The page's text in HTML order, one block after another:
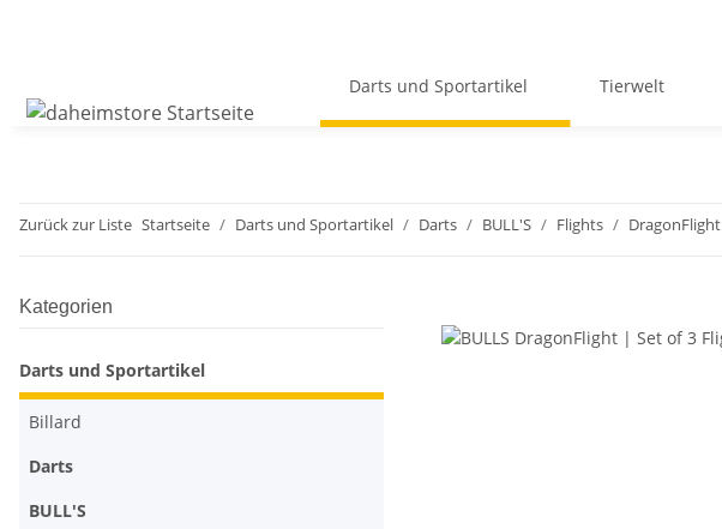
Darts und Sportartikel Tierwelt
Zurück zur Liste Startseite Darts und Sportartikel Darts BULL'S Flights DragonFlight
Kategorien
Darts und Sportartikel
Billard
Darts
BULL'S